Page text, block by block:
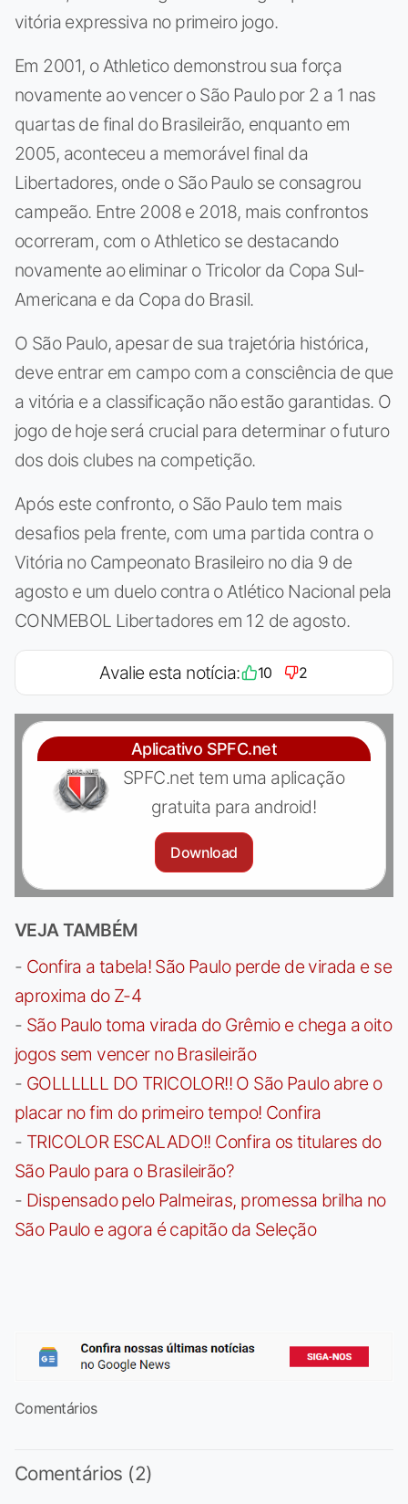
vitória expressiva no primeiro jogo.
Em 2001, o Athletico demonstrou sua força
novamente ao vencer o São Paulo por 2 a 1 nas
quartas de final do Brasileirão, enquanto em
2005, aconteceu a memorável final da
Libertadores, onde o São Paulo se consagrou
campeão. Entre 2008 e 2018, mais confrontos
ocorreram, com o Athletico se destacando
novamente ao eliminar o Tricolor da Copa Sul-
Americana e da Copa do Brasil.
O São Paulo, apesar de sua trajetória histórica,
deve entrar em campo com a consciência de que
a vitória e a classificação não estão garantidas. O
jogo de hoje será crucial para determinar o futuro
dos dois clubes na competição.
Após este confronto, o São Paulo tem mais
desafios pela frente, com uma partida contra o
Vitória no Campeonato Brasileiro no dia 9 de
agosto e um duelo contra o Atlético Nacional pela
CONMEBOL Libertadores em 12 de agosto.
Avalie esta notícia: 10 2
Aplicativo SPFC.net
SPFC.net tem uma aplicação
gratuita para android!
Download
VEJA TAMBÉM
- Confira a tabela! São Paulo perde de virada e se
aproxima do Z-4
- São Paulo toma virada do Grêmio e chega a oito
jogos sem vencer no Brasileirão
- GOLLLLLL DO TRICOLOR!! O São Paulo abre o
placar no fim do primeiro tempo! Confira
- TRICOLOR ESCALADO!! Confira os titulares do
São Paulo para o Brasileirão?
- Dispensado pelo Palmeiras, promessa brilha no
São Paulo e agora é capitão da Seleção
Comentários
Comentários (2)